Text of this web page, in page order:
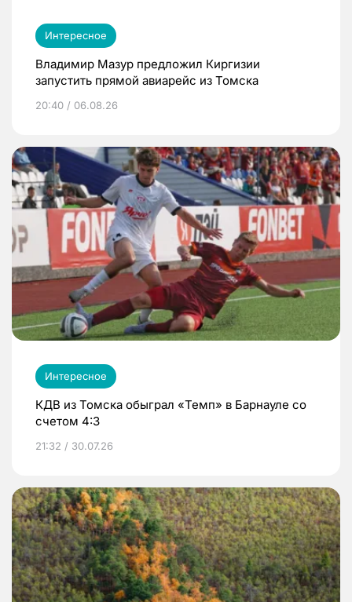
Интересное
Владимир Мазур предложил Киргизии
запустить прямой авиарейс из Томска
20:40 / 06.08.26
Интересное
КДВ из Томска обыграл «Темп» в Барнауле со
счетом 4:3
21:32 / 30.07.26